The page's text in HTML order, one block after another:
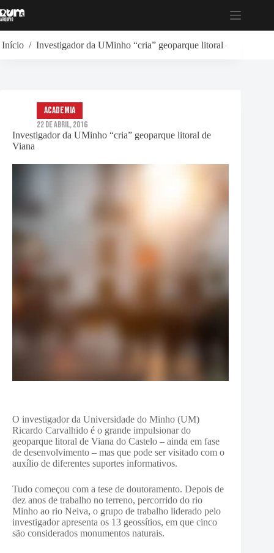
para
Início / Investigador da UMinho “cria” geoparque litoral de Viana
Investigador da UMinho “cria” geoparque litoral de
Viana
Academia
22 de Abril, 2016
O investigador da Universidade do Minho (UM)
Ricardo Carvalhido é o grande impulsionar do
geoparque litoral de Viana do Castelo – ainda em fase
de desenvolvimento – mas que pode ser visitado com o
auxílio de diferentes suportes informativos.
Tudo começou com a tese de doutoramento. Depois de
dez anos de trabalho no terreno, percorrido do rio
Minho ao rio Neiva, o grupo de trabalho liderado pelo
investigador apresenta os 13 geossítios, em que cinco
são considerados monumentos naturais.